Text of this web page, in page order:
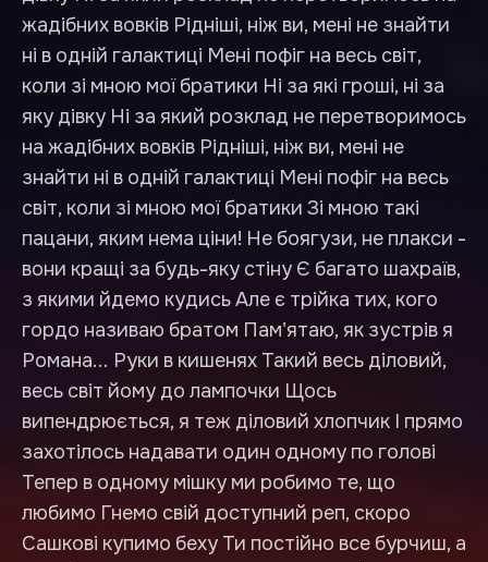
жадібних вовків Рідніші, ніж ви, мені не знайти
ні в одній галактиці Мені пофіг на весь світ,
коли зі мною мої братики Ні за які гроші, ні за
яку дівку Ні за який розклад не перетворимось
на жадібних вовків Рідніші, ніж ви, мені не
знайти ні в одній галактиці Мені пофіг на весь
світ, коли зі мною мої братики Зі мною такі
пацани, яким нема ціни! Не боягузи, не плакси -
вони кращі за будь-яку стіну Є багато шахраїв,
з якими йдемо кудись Але є трійка тих, кого
гордо називаю братом Пам'ятаю, як зустрів я
Романа... Руки в кишенях Такий весь діловий,
весь світ йому до лампочки Щось
випендрюється, я теж діловий хлопчик І прямо
захотілось надавати один одному по голові
Тепер в одному мішку ми робимо те, що
любимо Гнемо свій доступний реп, скоро
Сашкові купимо беху Ти постійно все бурчиш, а